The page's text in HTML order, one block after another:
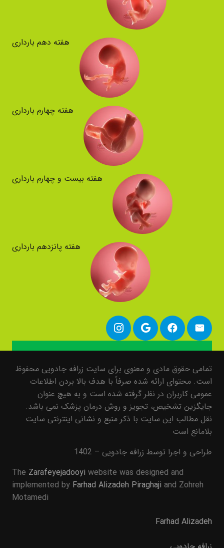
هفته دهم بارداری
هفته چهارم بارداری
هفته بیست و چهارم بارداری
هفته پانزدهم بارداری
تمامی حقوق مادی و معنوی برای سایت زرافه جادویی محفوظ
است. محتوای ارائه شده صرفاً با هدف بالا بردن اطلاعات
عمومی کاربران در نظر گرفته شده است و به هیچ عنوان
جایگزین تشخیص، تجویز و روش درمان پزشک نمی باشد.
نقل مطالب این سایت با ذکر منبع و نشانی اینترنتی سایت
بلامانع است
طراحی و اجرا توسط زرافه جادویی – 1402
The Zarafeyejadooyi website was designed and
implemented by Farhad Alizadeh Piraghaji and Zohreh
Motamedi
Farhad Alizadeh